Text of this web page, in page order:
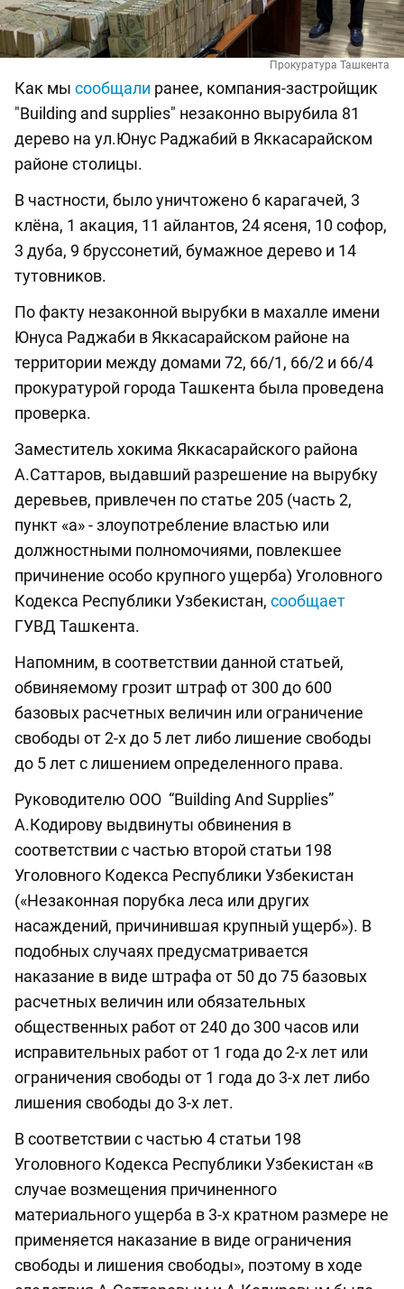
Прокуратура Ташкента
Как мы сообщали ранее, компания-застройщик
"Building and supplies" незаконно вырубила 81
дерево на ул.Юнус Раджабий в Яккасарайском
районе столицы.
В частности, было уничтожено 6 карагачей, 3
клёна, 1 акация, 11 айлантов, 24 ясеня, 10 софор,
3 дуба, 9 бруссонетий, бумажное дерево и 14
тутовников.
По факту незаконной вырубки в махалле имени
Юнуса Раджаби в Яккасарайском районе на
территории между домами 72, 66/1, 66/2 и 66/4
прокуратурой города Ташкента была проведена
проверка.
Заместитель хокима Яккасарайского района
А.Саттаров, выдавший разрешение на вырубку
деревьев, привлечен по статье 205 (часть 2,
пункт «а» - злоупотребление властью или
должностными полномочиями, повлекшее
причинение особо крупного ущерба) Уголовного
Кодекса Республики Узбекистан, сообщает
ГУВД Ташкента.
Напомним, в соответствии данной статьей,
обвиняемому грозит штраф от 300 до 600
базовых расчетных величин или ограничение
свободы от 2-х до 5 лет либо лишение свободы
до 5 лет с лишением определенного права.
Руководителю ООО “Building And Supplies”
А.Кодирову выдвинуты обвинения в
соответствии с частью второй статьи 198
Уголовного Кодекса Республики Узбекистан
(«Незаконная порубка леса или других
насаждений, причинившая крупный ущерб»). В
подобных случаях предусматривается
наказание в виде штрафа от 50 до 75 базовых
расчетных величин или обязательных
общественных работ от 240 до 300 часов или
исправительных работ от 1 года до 2-х лет или
ограничения свободы от 1 года до 3-х лет либо
лишения свободы до 3-х лет.
В соответствии с частью 4 статьи 198
Уголовного Кодекса Республики Узбекистан «в
случае возмещения причиненного
материального ущерба в 3-х кратном размере не
применяется наказание в виде ограничения
свободы и лишения свободы», поэтому в ходе